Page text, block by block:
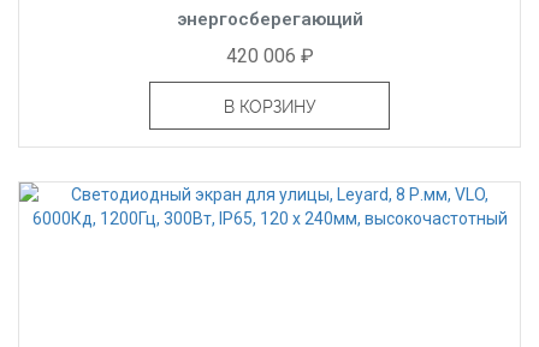
энергосберегающий
420 006 ₽
В КОРЗИНУ